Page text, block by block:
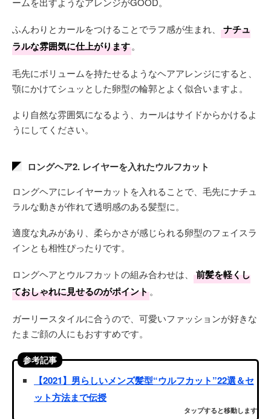
ふんわりとカールをつけることでラフ感が生まれ、
ナチュ
ラルな雰囲気に仕上がります。
毛先にボリュームを持たせるようなヘアアレンジにすると、
顎にかけてシュッとした卵型の輪郭とよく似合いますよ。
より自然な雰囲気になるよう、カールはサイドからかけるよ
うにしてください。
ロングヘア2. レイヤーを入れたウルフカット
ロングヘアにレイヤーカットを入れることで、毛先にナチュ
ラルな動きが作れて透明感のある髪型に。
適度な丸みがあり、柔らかさが感じられる卵型のフェイスラ
インとも相性ぴったりです。
ロングヘアとウルフカットの組み合わせは、
前髪を軽くし
ておしゃれに見せるのがポイント。
ガーリースタイルに合うので、可愛いファッションが好きな
たまご顔の人にもおすすめです。
参考記事
【2021】男らしいメンズ髪型“ウルフカット”22選＆セ
ット方法まで伝授
タップすると移動します